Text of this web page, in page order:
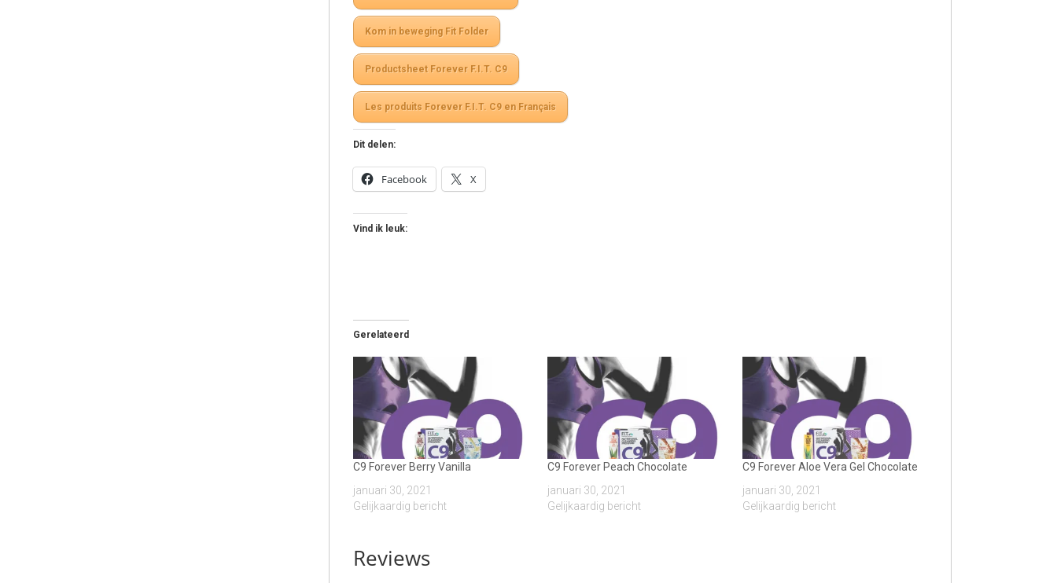
Kom in beweging Fit Folder
Productsheet Forever F.I.T. C9
Les produits Forever F.I.T. C9 en Français
Dit delen:
Facebook X
Vind ik leuk:
Gerelateerd
C9 Forever Berry Vanilla
januari 30, 2021
Gelijkaardig bericht
C9 Forever Peach Chocolate
januari 30, 2021
Gelijkaardig bericht
C9 Forever Aloe Vera Gel Chocolate
januari 30, 2021
Gelijkaardig bericht
Reviews